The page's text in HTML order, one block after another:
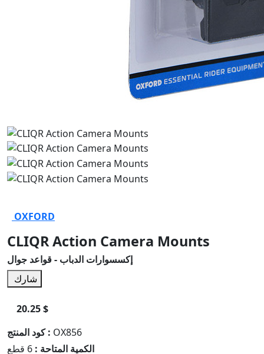
OXFORD
CLIQR Action Camera Mounts
إكسسوارات الدباب - قواعد جوال
شارك
20.25 $
كود المنتج : OX856
الكمية المتاحة : 6 قطع